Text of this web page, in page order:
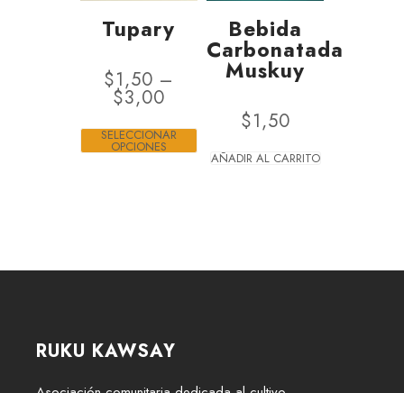
Tupary
$1,50 –
$3,00
SELECCIONAR
OPCIONES
Bebida
Carbonatada
Muskuy
$1,50
AÑADIR AL CARRITO
RUKU KAWSAY